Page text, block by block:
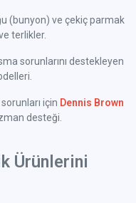
(bunyon) ve çekiç parmak
terlikler.
sorunlarını destekleyen
için Dennis Brown
desteği.
Ürünlerini